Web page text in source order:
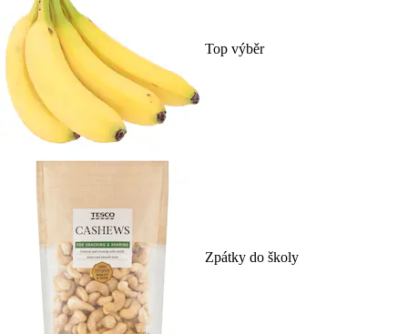
Top výběr
Zpátky do školy